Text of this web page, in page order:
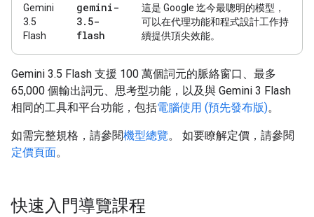
Gemini
3.5
Flash
gemini-
3. 5-
flash
這是 Google 迄今最聰明的模型，
可以在代理功能和程式設計工作持
續提供頂尖效能。
Gemini 3.5 Flash 支援 100 萬個詞元的脈絡窗口、最多
65,000 個輸出詞元、思考型功能，以及與 Gemini 3 Flash
相同的工具和平台功能，包括電腦使用 (預先發布版)。
如需完整規格，請參閱機型總覽。 如要瞭解定價，請參閱
定價頁面。
快速入門導覽課程